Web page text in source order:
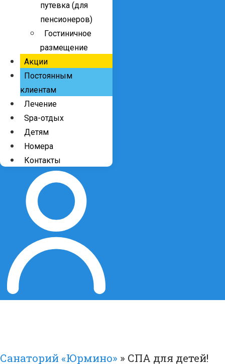
путевка (для
пенсионеров)
Гостиничное
размещение
Акции
Постоянным
клиентам
Лечение
Spa-отдых
Детям
Номера
Контакты
Санаторий «Юрмино» » СПА для детей!